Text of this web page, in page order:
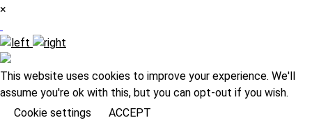
×
This website uses cookies to improve your experience. We'll
assume you're ok with this, but you can opt-out if you wish.
Cookie settings
ACCEPT